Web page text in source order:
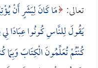
تعالى: مَا كَانَ لِبَشَرٍ أَنْ
يَقُولَ لِلنَّاسِ كُونُوا عِبَادًا
كُنْتُمْ تُعَلِّمُونَ الْكِتَابَ